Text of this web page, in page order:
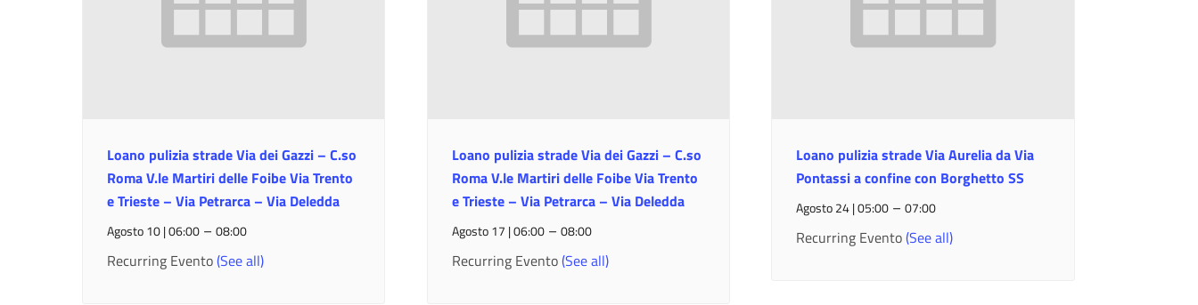
Loano pulizia strade Via dei Gazzi – C.so
Roma V.le Martiri delle Foibe Via Trento
e Trieste – Via Petrarca – Via Deledda
Agosto 10 | 06:00 –08:00
Recurring Evento(See all)
Loano pulizia strade Via dei Gazzi – C.so
Roma V.le Martiri delle Foibe Via Trento
e Trieste – Via Petrarca – Via Deledda
Agosto 17 | 06:00– 08:00
Recurring Evento(See all)
Loano pulizia strade Via Aurelia da Via
Pontassi a confine con Borghetto SS
Agosto 24 | 05:00 –07:00
Recurring Evento(See all)